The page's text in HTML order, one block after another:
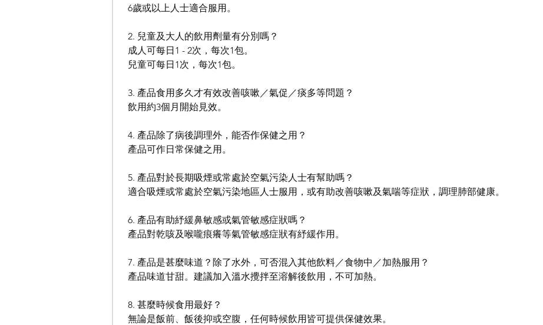
6歲或以上人士適合服用。
2. 兒童及大人的飲用劑量有分別嗎？
成人可每日1 - 2次，每次1包。
兒童可每日1次，每次1包。
3. 產品食用多久才有效改善咳嗽／氣促／痰多等問題？
飲用約3個月開始見效。
4. 產品除了病後調理外，能否作保健之用？
產品可作日常保健之用。
5. 產品對於長期吸煙或常處於空氣污染人士有幫助嗎？
適合吸煙或常處於空氣污染地區人士服用，或有助改善咳嗽及氣喘等症狀，調理肺部健康。
6. 產品有助紓緩鼻敏感或氣管敏感症狀嗎？
產品對乾咳及喉嚨痕癢等氣管敏感症狀有紓緩作用。
7. 產品是甚麼味道？除了水外，可否混入其他飲料／食物中／加熱服用？
產品味道甘甜。建議加入溫水攪拌至溶解後飲用，不可加熱。
8. 甚麼時候食用最好？
無論是飯前、飯後抑或空腹，任何時候飲用皆可提供保健效果。